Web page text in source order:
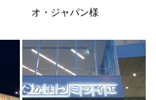
オ・ジャパン様